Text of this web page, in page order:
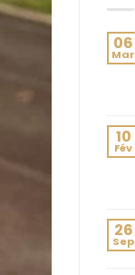
06
Mar
10
Fév
26
Sep